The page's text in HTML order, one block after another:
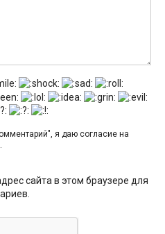
я даю согласие на
.
сайта в этом браузере для